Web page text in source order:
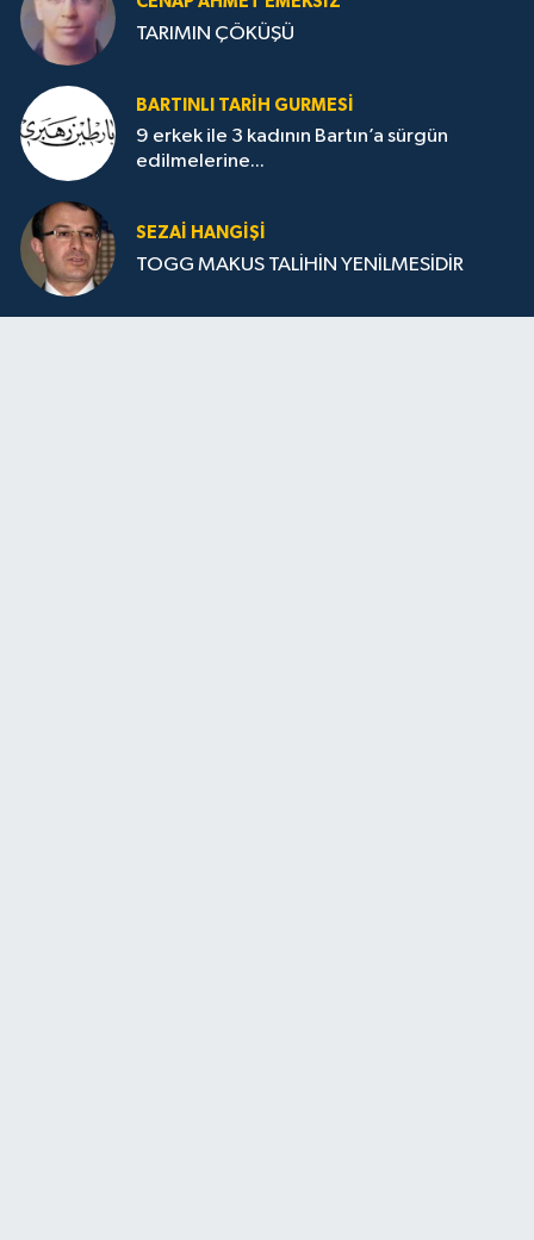
TARIMIN ÇÖKÜŞÜ
BARTINLI TARIH GURMESI
9 erkek ile 3 kadının Bartın’a sürgün
edilmelerine...
SEZAI HANGİŞİ
TOGG MAKUS TALİHİN YENİLMESİDİR